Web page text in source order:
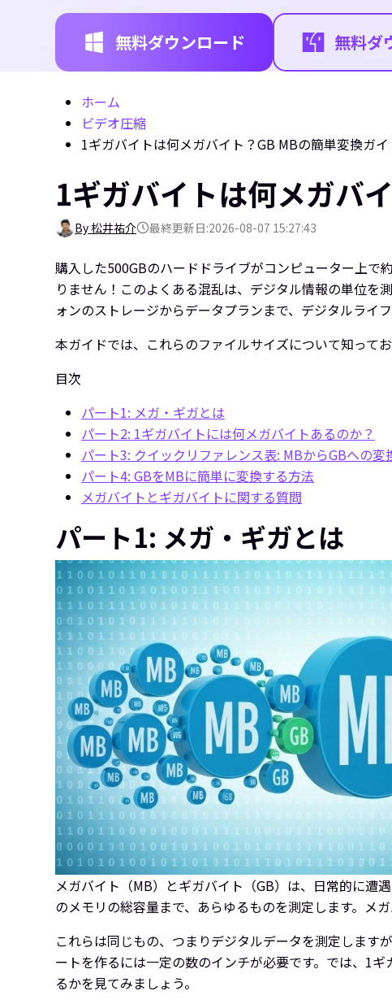
無料ダウンロード 無料ダ
ホーム
ビデオ圧縮
1ギガバイトは何メガバイト？GB MBの簡単変換ガイ
1ギガバイトは何メガバ
By 松井祐介 最終更新日:2026-08-07 15:27:43
購入した500GBのハードドライブがコンピューター上
りません！このよくある混乱は、デジタル情報の単位を
ォンのストレージからデータプランまで、デジタルライ
本ガイドでは、これらのファイルサイズについて知って
目次
パート1: メガ・ギガとは
パート2: 1ギガバイトには何メガバイトあるのか？
パート3: クイックリファレンス表: MBからGBへの変
パート4: GBをMBに簡単に変換する方法
メガバイトとギガバイトに関する質問
パート1: メガ・ギガとは
メガバイト（MB）とギガバイト（GB）は、日常的に遭
のメモリの総容量まで、あらゆるものを測定します。メ
これらは同じもの、つまりデジタルデータを測定します
ートを作るには一定の数のインチが必要です。では、1
るかを見てみましょう。